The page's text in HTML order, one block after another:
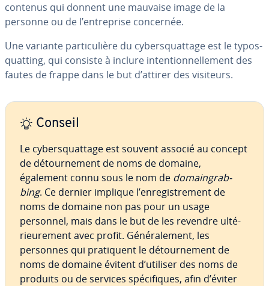
contenus qui donnent une mauvaise image de la
personne ou de l’en­tre­prise concernée.
Une variante par­ti­cu­lière du cy­bers­quat­tage est le ty­pos­
quat­ting, qui consiste à inclure in­ten­tion­nel­le­ment des
fautes de frappe dans le but d’attirer des visiteurs.
Conseil
Le cy­bers­quat­tage est souvent associé au concept
de dé­tour­ne­ment de noms de domaine,
également connu sous le nom de do­main­grab­
bing. Ce dernier implique l’en­re­gis­tre­ment de
noms de domaine non pas pour un usage
personnel, mais dans le but de les revendre ul­té­
rieu­re­ment avec profit. Gé­né­ra­le­ment, les
personnes qui pra­ti­quent le dé­tour­ne­ment de
noms de domaine évitent d’utiliser des noms de
produits ou de services spé­ci­fiques, afin d’éviter